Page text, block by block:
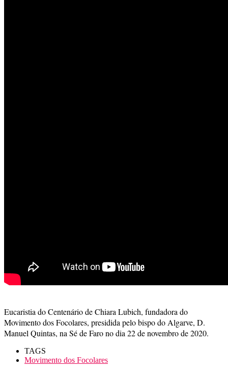
Eucaristia do Centenário de Chiara Lubich, fundadora do
Movimento dos Focolares, presidida pelo bispo do Algarve, D.
Manuel Quintas, na Sé de Faro no dia 22 de novembro de 2020.
TAGS
Movimento dos Focolares